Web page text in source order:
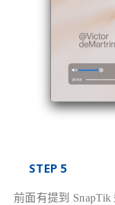
STEP 5
前面有提到